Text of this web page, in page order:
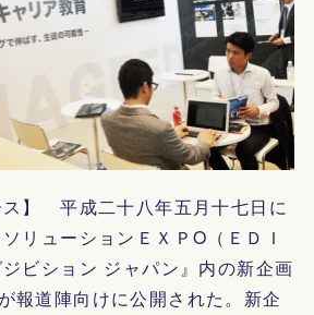
ス】 平成二十八年五月十七日に
リューションＥＸＰO（ＥＤＩ
ビション ジャパン』内の新企画
報道陣向けに公開された。新企